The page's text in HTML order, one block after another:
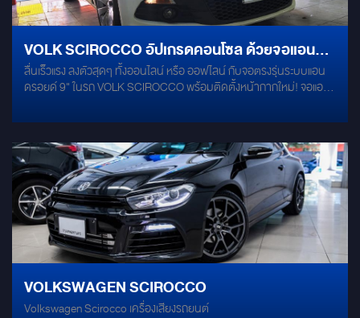
VOLK SCIROCCO อัปเกรดคอนโซล ด้วยจอแอนดร
อยด์ตรงรุ่น 9" ระดับ 2K สเปกเรือธง
ลื่นเร็วแรง ลงตัวสุดๆ ทั้งออนไลน์ หรือ ออฟไลน์ กับจอตรงรุ่นระบบแอน
ดรอยด์ 9" ในรถ VOLK SCIROCCO พร้อมติดตั้งหน้ากากใหม่! จอแอน
ANDROID V.13 / หน้าจอแบบ 2K รองรับแอพพลิเคชั่น Youtube /
กล้องมองถอยหลังเพิ่มระบบ AHD คมชัดทุกมุมมอง การทำงาน
2หน้าต่าง ในจอเดียว ติดตั้งแล้วไม่กระทบระบบเดิมของตัวรถ
VOLKSWAGEN SCIROCCO
Volkswagen Scirocco เครื่องเสียงรถยนต์